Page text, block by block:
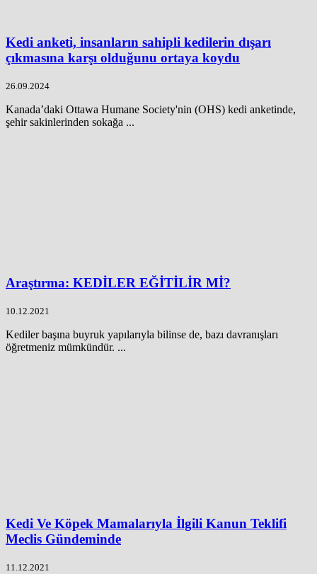
Kedi anketi, insanların sahipli kedilerin dışarı
çıkmasına karşı olduğunu ortaya koydu
26.09.2024
Kanada’daki Ottawa Humane Society'nin (OHS) kedi anketinde,
şehir sakinlerinden sokağa ...
Araştırma: KEDİLER EĞİTİLİR Mİ?
10.12.2021
Kediler başına buyruk yapılarıyla bilinse de, bazı davranışları
öğretmeniz mümkündür. ...
Kedi Ve Köpek Mamalarıyla İlgili Kanun Teklifi
Meclis Gündeminde
11.12.2021